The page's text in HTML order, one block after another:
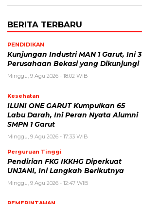
BERITA TERBARU
PENDIDIKAN
Kunjungan Industri MAN 1 Garut, Ini 3
Perusahaan Bekasi yang Dikunjungi
Minggu, 9 Agu 2026 - 18:02 WIB
Kesehatan
ILUNI ONE GARUT Kumpulkan 65
Labu Darah, Ini Peran Nyata Alumni
SMPN 1 Garut
Minggu, 9 Agu 2026 - 17:33 WIB
Perguruan Tinggi
Pendirian FKG IKKHG Diperkuat
UNJANI, Ini Langkah Berikutnya
Minggu, 9 Agu 2026 - 12:47 WIB